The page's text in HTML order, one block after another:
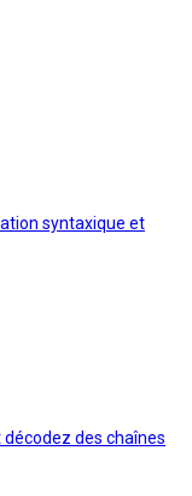
syntaxique et
des chaînes